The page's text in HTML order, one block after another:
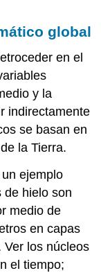
global
en el
y la
indirectamente
se basan en
la Tierra.
ejemplo
de hielo son
medio de
en capas
Ver los núcleos
el tiempo;